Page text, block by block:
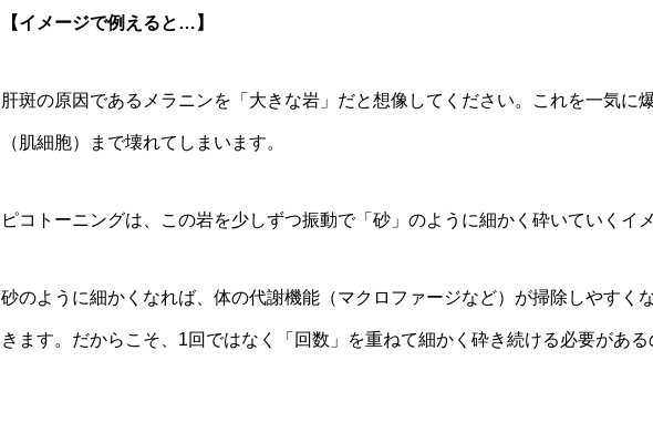
【イメージで例えると…】
肝斑の原因であるメラニンを「大きな岩」だと想像してください。これを一気に
（肌細胞）まで壊れてしまいます。
ピコトーニングは、この岩を少しずつ振動で「砂」のように細かく砕いていくイ
砂のように細かくなれば、体の代謝機能（マクロファージなど）が掃除しやすく
きます。だからこそ、1回ではなく「回数」を重ねて細かく砕き続ける必要がある